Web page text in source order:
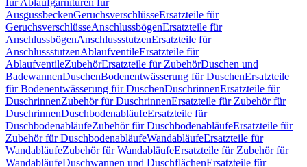
für Ablaufgarnituren für
AusgussbeckenGeruchsverschlüsseErsatzteile für
GeruchsverschlüsseAnschlussbögenErsatzteile für
AnschlussbögenAnschlussstutzenErsatzteile für
AnschlussstutzenAblaufventileErsatzteile für
AblaufventileZubehörErsatzteile für ZubehörDuschen und
BadewannenDuschenBodenentwässerung für DuschenErsatzteile
für Bodenentwässerung für DuschenDuschrinnenErsatzteile für
DuschrinnenZubehör für DuschrinnenErsatzteile für Zubehör für
DuschrinnenDuschbodenabläufeErsatzteile für
DuschbodenabläufeZubehör für DuschbodenabläufeErsatzteile für
Zubehör für DuschbodenabläufeWandabläufeErsatzteile für
WandabläufeZubehör für WandabläufeErsatzteile für Zubehör für
WandabläufeDuschwannen und DuschflächenErsatzteile für